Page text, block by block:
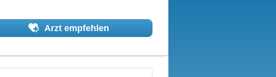
Arzt empfehlen